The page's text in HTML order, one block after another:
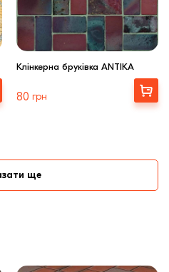
Клінкерна бруківка ANTIKA
80 грн
Купити
ще